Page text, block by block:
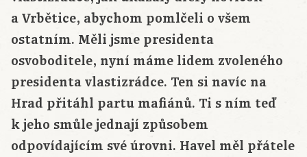
a Vrbětice, abychom pomlčeli o všem
ostatním. Měli jsme presidenta
osvoboditele, nyní máme lidem zvoleného
presidenta vlastizrádce. Ten si navíc na
Hrad přitáhl partu mafiánů. Ti s ním teď
k jeho smůle jednají způsobem
odpovídajícím své úrovni. Havel měl přátele